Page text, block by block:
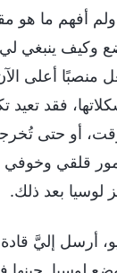
أفهم ما هو
وكيف ينبغي
منصبًا أعلى
فقد تعيد
أو حتى
قلقي وخوفي
لوسيا بعد ذلك.
أرسل إليَّ